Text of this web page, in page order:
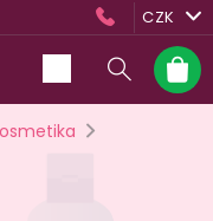
CZK
košík